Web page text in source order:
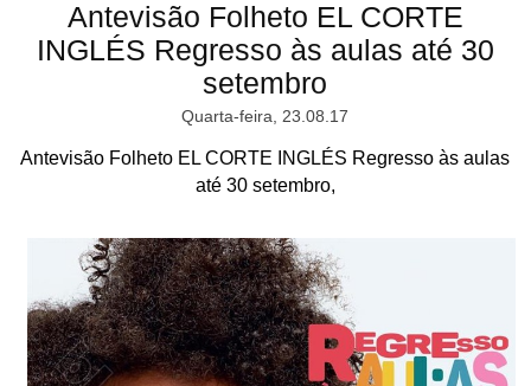
Antevisão Folheto EL CORTE
INGLÉS Regresso às aulas até 30
setembro
Quarta-feira, 23.08.17
Antevisão Folheto EL CORTE INGLÉS Regresso às aulas
até 30 setembro,